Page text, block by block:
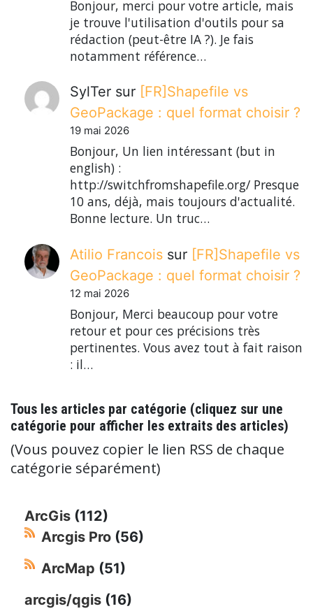
Bonjour, merci pour votre article, mais
je trouve l'utilisation d'outils pour sa
rédaction (peut-être IA ?). Je fais
notamment référence…
SylTer sur [FR]Shapefile vs
GeoPackage : quel format choisir ?
19 mai 2026
Bonjour, Un lien intéressant (but in
english) :
http://switchfromshapefile.org/ Presque
10 ans, déjà, mais toujours d'actualité.
Bonne lecture. Un truc…
Atilio Francois sur [FR]Shapefile vs
GeoPackage : quel format choisir ?
12 mai 2026
Bonjour, Merci beaucoup pour votre
retour et pour ces précisions très
pertinentes. Vous avez tout à fait raison
: il…
Tous les articles par catégorie (cliquez sur une
catégorie pour afficher les extraits des articles)
(Vous pouvez copier le lien RSS de chaque
catégorie séparément)
ArcGis (112)
Arcgis Pro (56)
ArcMap (51)
arcgis/qgis (16)